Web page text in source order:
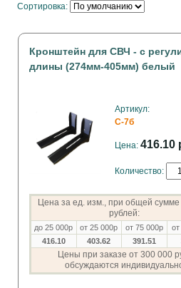
Сортировка:
Кронштейн для СВЧ - с
длины (274мм-405мм) белый
Артикул:
С-7б
Цена: 416.10
Количество:
Цена за ед. изм., при общей сумме
рублей:
до 25 000р от 25 000р от 75 000р
416.10
403.62 391.51
Цены при заказе от 300 000
обсуждаются